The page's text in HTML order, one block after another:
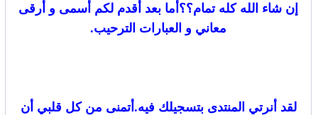
إن شاء الله كله تمام؟؟أما بعد أقدم لكم أسمى و أرقى
معاني و العبارات الترحيب.
لقد أنرتي المنتدى بتسجيلك فيه.أتمنى من كل قلبي أن